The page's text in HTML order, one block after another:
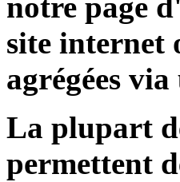
notre page
site internet
agrégées
La plupart
permettent